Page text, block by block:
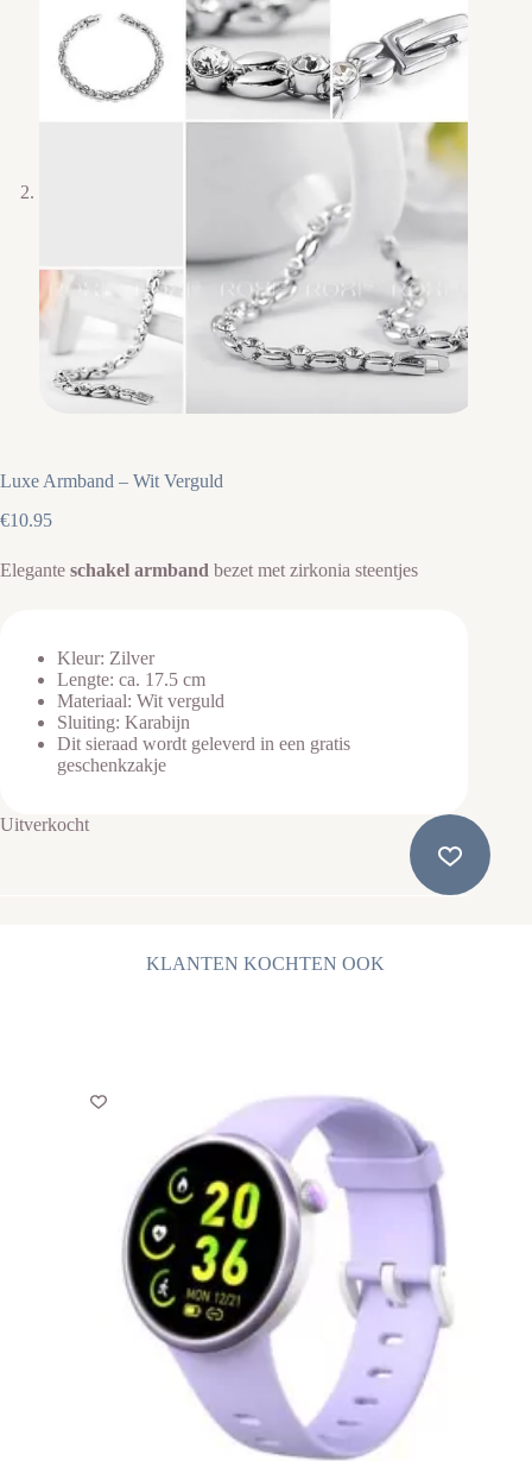
Luxe Armband – Wit Verguld
€10.95
Elegante schakel armband bezet met zirkonia steentjes
Kleur: Zilver
Lengte: ca. 17.5 cm
Materiaal: Wit verguld
Sluiting: Karabijn
Dit sieraad wordt geleverd in een gratis
geschenkzakje
Uitverkocht
KLANTEN KOCHTEN OOK